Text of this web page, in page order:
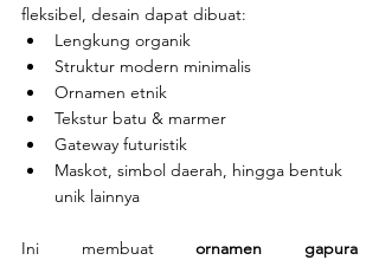
fleksibel, desain dapat dibuat:
Lengkung organik
Struktur modern minimalis
Ornamen etnik
Tekstur batu & marmer
Gateway futuristik
Maskot, simbol daerah, hingga bentuk
unik lainnya
Ini membuat ornamen gapura